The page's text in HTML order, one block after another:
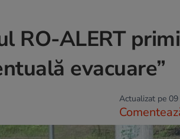
RO-ALERT
evacuare”
Actualizat pe